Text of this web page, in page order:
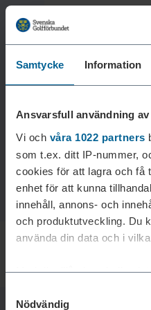
Samtycke Information
Ansvarsfull användning
Vi och våra 1022 partners
som t.ex. ditt IP-nummer,
cookies för att lagra och få
enhet för att kunna
innehåll, annons- och
och produktutveckling. Du
använda din data och i
Med din tillåtelse skulle vi
kan ha en noggrannhet
Nödvändig